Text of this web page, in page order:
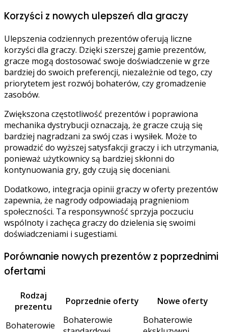
Korzyści z nowych ulepszeń dla graczy
Ulepszenia codziennych prezentów oferują liczne
korzyści dla graczy. Dzięki szerszej gamie prezentów,
gracze mogą dostosować swoje doświadczenie w grze
bardziej do swoich preferencji, niezależnie od tego, czy
priorytetem jest rozwój bohaterów, czy gromadzenie
zasobów.
Zwiększona częstotliwość prezentów i poprawiona
mechanika dystrybucji oznaczają, że gracze czują się
bardziej nagradzani za swój czas i wysiłek. Może to
prowadzić do wyższej satysfakcji graczy i ich utrzymania,
ponieważ użytkownicy są bardziej skłonni do
kontynuowania gry, gdy czują się doceniani.
Dodatkowo, integracja opinii graczy w oferty prezentów
zapewnia, że nagrody odpowiadają pragnieniom
społeczności. Ta responsywność sprzyja poczuciu
wspólnoty i zachęca graczy do dzielenia się swoimi
doświadczeniami i sugestiami.
Porównanie nowych prezentów z poprzednimi
ofertami
Rodzaj
prezentu
Poprzednie oferty Nowe oferty
Bohaterowie
Bohaterowie
Bohaterowie